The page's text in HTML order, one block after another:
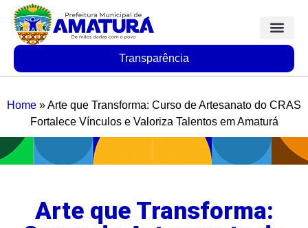
Transparência
Home »Arte que Transforma: Curso de Artesanato do CRAS
Fortalece Vínculos e Valoriza Talentos em Amaturá
Arte que Transforma: